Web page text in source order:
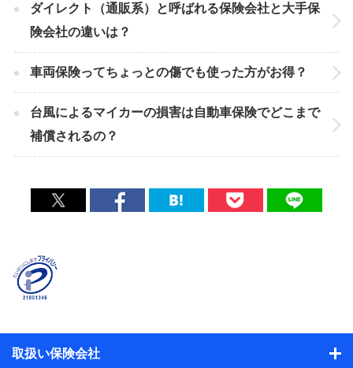
ダイレクト（通販系）と呼ばれる保険会社と大手保
険会社の違いは？
車両保険ってちょっとの傷でも使った方がお得？
台風によるマイカーの損害は自動車保険でどこまで
補償されるの？
取扱い保険会社